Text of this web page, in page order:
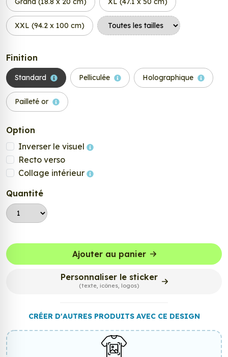
XXL (94.2 x 100 cm)
Finition
Standard Pelliculée Holographique
Pailleté or
Option
Inverser le visuel
Recto verso
Collage intérieur
Quantité
Ajouter au panier
Personnaliser le sticker
(texte, icônes, logos)
CRÉER D'AUTRES PRODUITS AVEC CE DESIGN